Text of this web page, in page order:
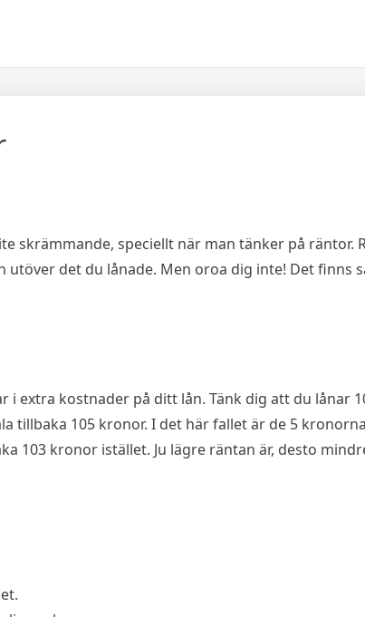
skrämmande, speciellt när man tänker på räntor.
det du lånade. Men oroa dig inte! Det finns
extra kostnader på ditt lån. Tänk dig att du lånar
tillbaka 105 kronor. I det här fallet är de 5
103 kronor istället. Ju lägre räntan är, desto